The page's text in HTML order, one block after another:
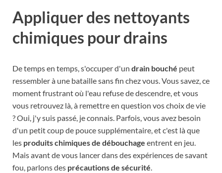
Appliquer des nettoyants
chimiques pour drains
De temps en temps, s'occuper d'un drain bouché peut
ressembler à une bataille sans fin chez vous. Vous savez, ce
moment frustrant où l'eau refuse de descendre, et vous
vous retrouvez là, à remettre en question vos choix de vie
? Oui, j'y suis passé, je connais. Parfois, vous avez besoin
d'un petit coup de pouce supplémentaire, et c'est là que
les produits chimiques de débouchage entrent en jeu.
Mais avant de vous lancer dans des expériences de savant
fou, parlons des précautions de sécurité.